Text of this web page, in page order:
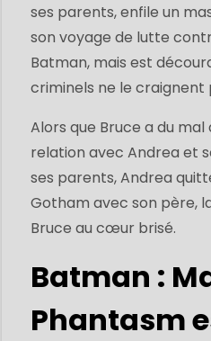
ses parents, enfile un
son voyage de lutte
Batman, mais est
criminels ne le craignent
Alors que Bruce a du
relation avec Andrea et
ses parents, Andrea
Gotham avec son père,
Bruce au cœur brisé.
Batman :
Phantasm